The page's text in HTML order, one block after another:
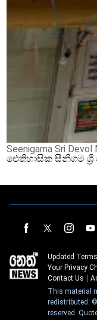
Seenigama Sri Devol
ඓතිහාසික සීනිගම ශ්‍රී
Updated
Your Privacy
Contact Us
This material
redistributed.
reserved.